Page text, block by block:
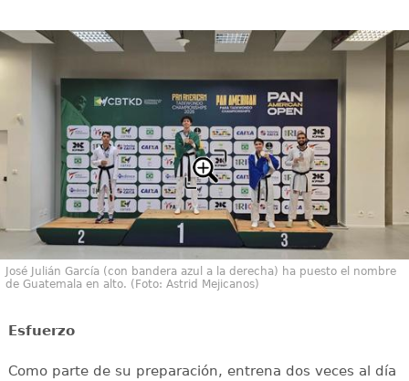
José Julián García (con bandera azul a la derecha) ha puesto el nombre
de Guatemala en alto. (Foto: Astrid Mejicanos)
Esfuerzo
Como parte de su preparación, entrena dos veces al día